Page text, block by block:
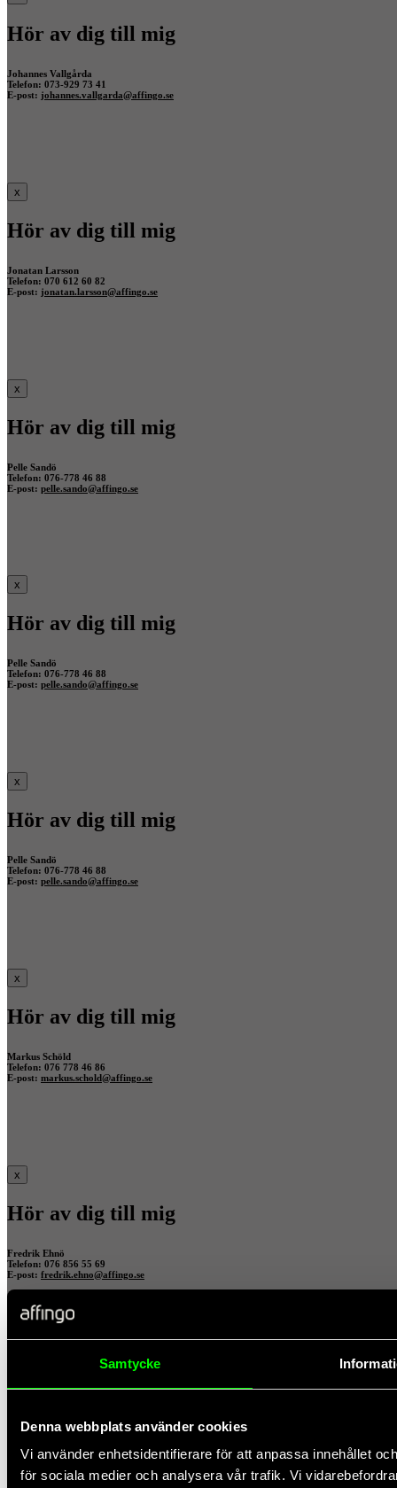
Samtycke
Denna webbplats använder cookies
Vi använder enhetsidentifierare för att anpassa innehållet
för sociala medier och analysera vår trafik. Vi
Hör av dig till mig
Johannes Vallgårda
Telefon: 073-929 73 41
E-post: johannes.vallgarda@affingo.se
x
Hör av dig till mig
Jonatan Larsson
Telefon: 070 612 60 82
E-post: jonatan.larsson@affingo.se
x
Hör av dig till mig
Pelle Sandö
Telefon: 076-778 46 88
E-post: pelle.sando@affingo.se
x
Hör av dig till mig
Pelle Sandö
Telefon: 076-778 46 88
E-post: pelle.sando@affingo.se
x
Hör av dig till mig
Pelle Sandö
Telefon: 076-778 46 88
E-post: pelle.sando@affingo.se
x
Hör av dig till mig
Markus Schöld
Telefon: 076 778 46 86
E-post: markus.schold@affingo.se
x
Hör av dig till mig
Fredrik Ehnö
Telefon: 076 856 55 69
E-post: fredrik.ehno@affingo.se
Johannes Vallgårda
Telefon: 073-929 73 41
E-post: johannes.vallgarda@affingo.se